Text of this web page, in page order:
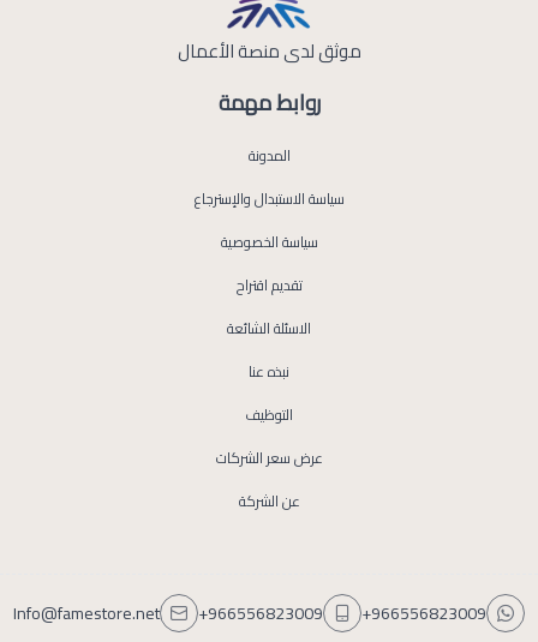
روابط مهمة
المدونة
سياسة الاستبدال والإسترجاع
سياسة الخصوصية
تقديم اقتراح
الاسئلة الشائعة
نبذه عنا
التوظيف
عرض سعر الشركات
عن الشركة
موثق لدى منصة الأعمال
+966556823009
+966556823009
Info@famestore.net